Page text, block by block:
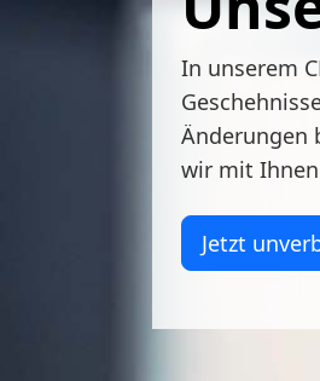
In unserem
Änderungen
wir mit
Jetzt